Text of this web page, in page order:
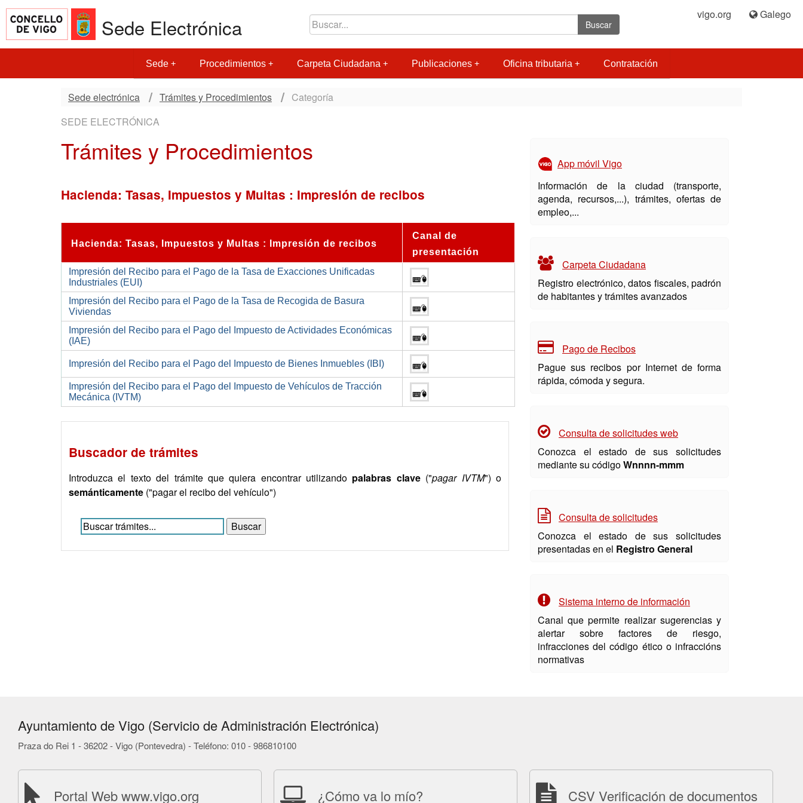
Sede Electrónica Buscar
vigo.org Galego
Sede Procedimientos Carpeta Ciudadana Publicaciones Oficina tributaria Contratación
Sede electrónica Trámites y Procedimientos
Categoría
SEDE ELECTRÓNICA
Trámites y Procedimientos
Hacienda: Tasas, Impuestos y Multas : Impresión de recibos
Hacienda: Tasas, Impuestos y Multas : Impresión de recibos
Canal de
presentación
Impresión del Recibo para el Pago de la Tasa de Exacciones Unificadas
Industriales (EUI)
Impresión del Recibo para el Pago de la Tasa de Recogida de Basura
Viviendas
Impresión del Recibo para el Pago del Impuesto de Actividades Económicas
(IAE)
Impresión del Recibo para el Pago del Impuesto de Bienes Inmuebles (IBI)
Impresión del Recibo para el Pago del Impuesto de Vehículos de Tracción
Mecánica (IVTM)
Buscador de trámites
Introduzca el texto del trámite que quiera encontrar utilizando palabras clave ("pagar IVTM") o
semánticamente ("pagar el recibo del vehículo")
App móvil Vigo
Información de la ciudad (transporte,
agenda, recursos,...), trámites, ofertas de
empleo,...
Carpeta Ciudadana
Registro electrónico, datos fiscales, padrón
de habitantes y trámites avanzados
Pago de Recibos
Pague sus recibos por Internet de forma
rápida, cómoda y segura.
Consulta de solicitudes web
Conozca el estado de sus solicitudes
mediante su códigoWnnnn-mmm
Consulta de solicitudes
Conozca el estado de sus solicitudes
presentadas en el Registro General
Sistema interno de información
Canal que permite realizar sugerencias y
alertar sobre factores de riesgo,
infracciones del código ético o infraccións
normativas
Ayuntamiento de Vigo (Servicio de Administración Electrónica)
Praza do Rei 1 - 36202 - Vigo (Pontevedra) - Teléfono: 010 - 986810100
Portal Web www.vigo.org ¿Cómo va lo mío? CSV Verificación de documentos